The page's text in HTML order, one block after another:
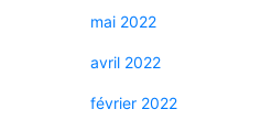
mai 2022
avril 2022
février 2022